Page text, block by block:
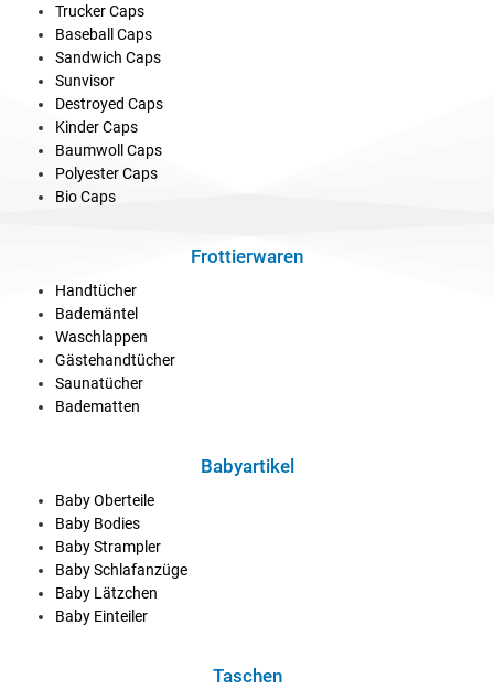
Trucker Caps
Baseball Caps
Sandwich Caps
Sunvisor
Destroyed Caps
Kinder Caps
Baumwoll Caps
Polyester Caps
Bio Caps
Frottierwaren
Handtücher
Bademäntel
Waschlappen
Gästehandtücher
Saunatücher
Badematten
Babyartikel
Baby Oberteile
Baby Bodies
Baby Strampler
Baby Schlafanzüge
Baby Lätzchen
Baby Einteiler
Taschen